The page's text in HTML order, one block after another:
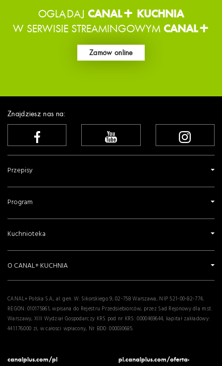
OGLĄDAJ CANAL+ KUCHNIA
W SERWISIE STREAMINGOWYM CANAL+
Zamów online
Znajdziesz nas na:
Przepisy
Program
Kuchnioteka
O CANAL+ KUCHNIA
CANAL+ Polska S.A., al. gen. W. Sikorskiego 9, 02-758 Warszawa, NIP 521-00-82-774,
REGON: 010175861, wpisana do Rejestru Przedsiebiorców, przez Sad Rejonowy dla m.st.
Warszawy, XIII Wydział Gospodarczy KRS pod nr KRS: 0000469644, kapitał zakładowy:
441.176.000 zł, w całosci wpłacony, Nr BDO: 000030685.
canalplus.com/pl
pl.canalplus.com/oferta-